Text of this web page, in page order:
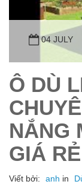
04 JULY
Ô DÙ
NẮNG
GIÁ RẺ
Viết bởi: anh in